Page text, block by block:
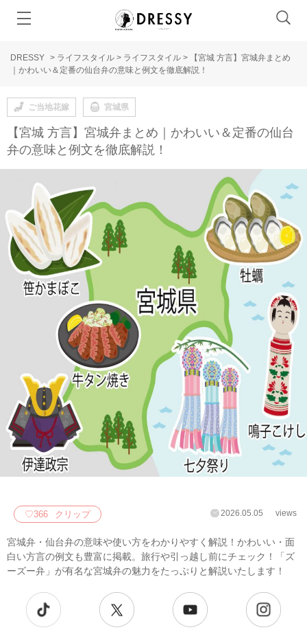
DRESSY > ライフスタイル > ライフスタイル >
【宮城 方言】宮城弁まとめ
｜かわいい＆定番の仙台弁の意味と例文を徹底解説！
ご当地花嫁 宮城県
【宮城 方言】宮城弁まとめ｜かわいい＆定番の仙台
弁の意味と例文を徹底解説！
♡366 クリップ 2026.05.05 views
宮城弁・仙台弁の意味や使い方をわかりやすく解説！かわいい・面
白い方言の例文も豊富に掲載。旅行や引っ越し前にチェック！「ズ
ーズー弁」が有名な宮城弁の魅力をたっぷりと解説いたします！